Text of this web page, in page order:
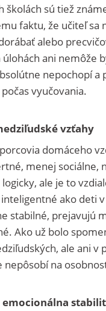
školách sú tiež
faktu, že učiteľ sa
alebo
úlohách ani nemôže
nepochopí a
vyučovania.
vzťahy
domáceho
menej sociálne,
ale je to
ako deti
stabilné, prejavujú
Ako už bolo
ale ani v
nepôsobí na
emocionálna